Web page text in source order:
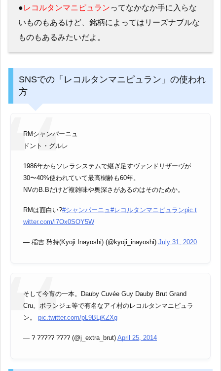
●レコルタンマニピュランってなかなか手に入らな
いものもあるけど、銘柄によってはリーズナブルな
ものもあるみたいだよ。
SNSでの「レコルタンマニピュラン」の使われ
方
RMシャンパーニュ
ドント・グルレ
1986年からソレラシステムで継ぎ足すヴァンドリザーヴが
30〜40%使われていて最高樹齢も60年。
NVのB.Bだけど複雑味や奥深さがあるのはそのためか。
RMは面白い?#シャンパーニュ#レコルタンマニピュランpic.t
witter.com/i7Ox0SOY5W
— 稲吉 矜持(Kyoji Inayoshi) (@kyoji_inayoshi) July 31, 2020
そして今宵の一本。Dauby Cuvée Guy Dauby Brut Grand
Cru。ボランジェ等で有名なアイ村のレコルタンマニピュラ
ン。 pic.twitter.com/pL9BLjKZXg
— ? ????? ???? (@j_extra_brut) April 25, 2014